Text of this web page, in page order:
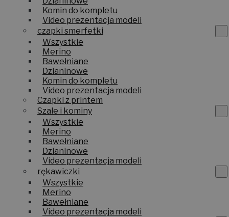
Komin do kompletu
Video prezentacja modeli
czapki smerfetki
Wszystkie
Merino
Bawełniane
Dzianinowe
Komin do kompletu
Video prezentacja modeli
Czapki z printem
Szale i kominy
Wszystkie
Merino
Bawełniane
Dzianinowe
Video prezentacja modeli
rękawiczki
Wszystkie
Merino
Bawełniane
Video prezentacja modeli